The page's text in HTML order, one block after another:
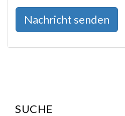
SUCHE